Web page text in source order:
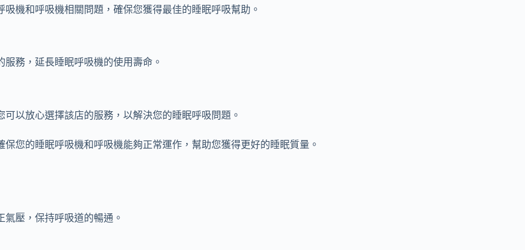
機和呼吸機相關問題，確保您獲得最佳的睡眠呼吸幫助。
務，延長睡眠呼吸機的使用壽命。
以放心選擇該店的服務，以解決您的睡眠呼吸問題。
您的睡眠呼吸機和呼吸機能夠正常運作，幫助您獲得更好的睡眠質量。
壓，保持呼吸道的暢通。